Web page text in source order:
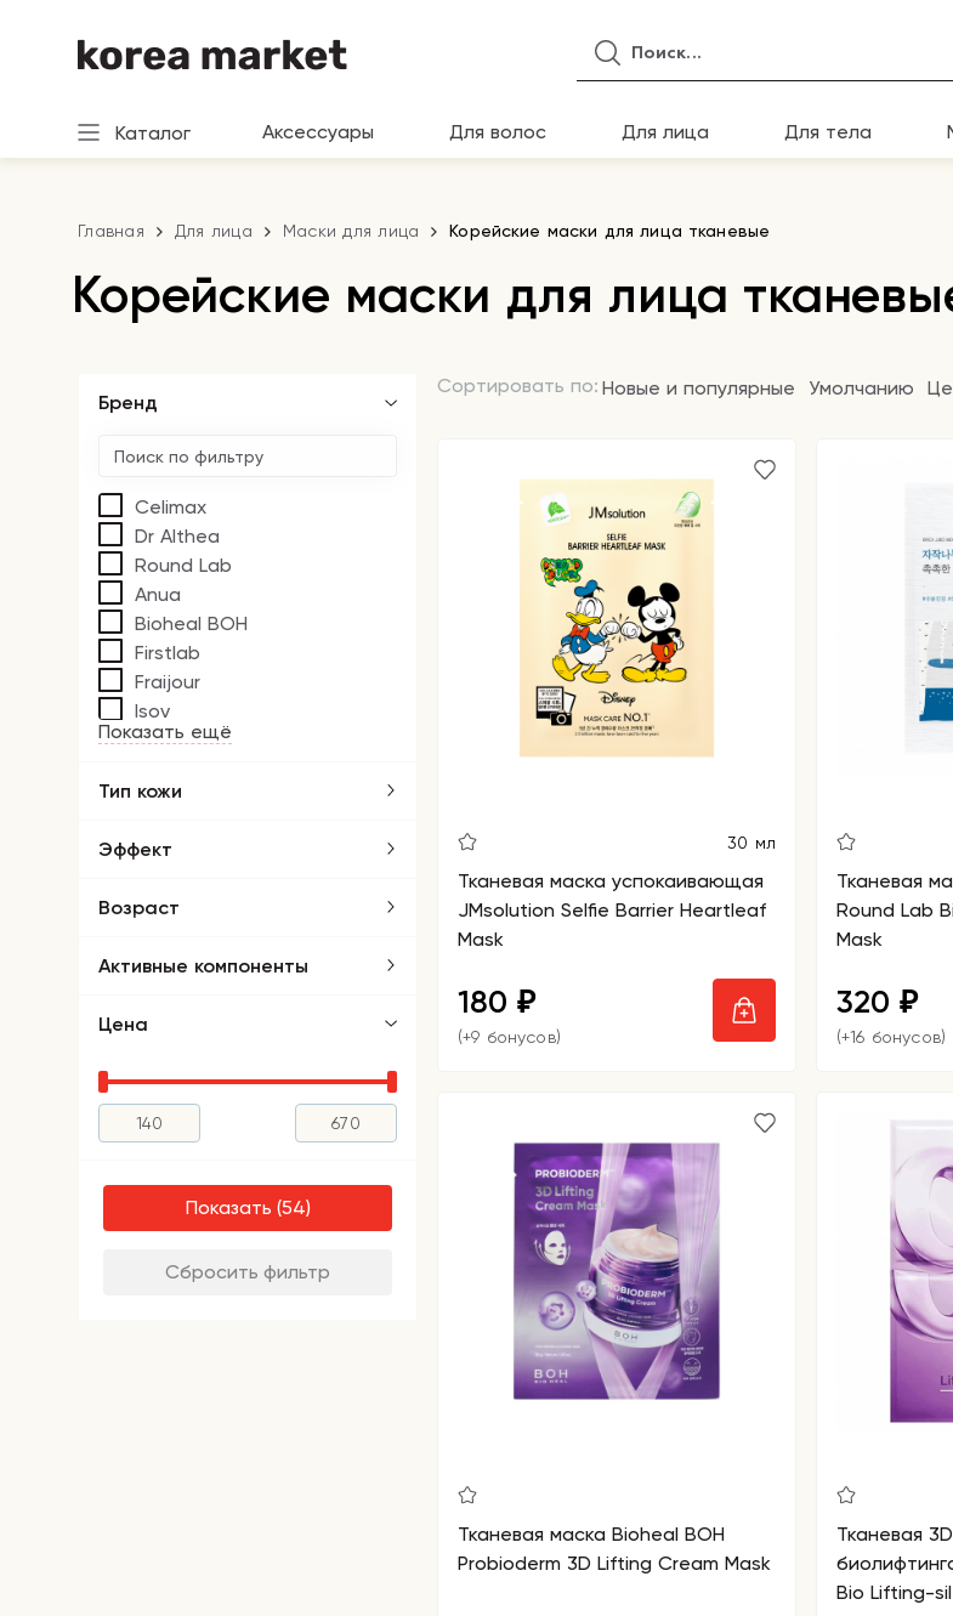
Каталог Аксессуары Для волос Для лица Для тела
Главная Для лица Маски для лица Корейские маски для лица тканевые
Корейские маски для лица
Сортировать по: Новые и популярные Умолчанию
30 мл
Тканевая маска успокаивающая
JMsolution Selfie Barrier Heartleaf
Mask
180 ₽
(+9 бонусов)
Тканевая
Round Lab
Mask
320 ₽
(+16 бонусов)
Тканевая маска Bioheal BOH
Probioderm 3D Lifting Cream Mask
Тканевая
Bio Lifting-
Бренд
Celimax
Dr Althea
Round Lab
Anua
Bioheal BOH
Firstlab
Fraijour
Isov
Показать ещё
Тип кожи
Эффект
Возраст
Активные компоненты
Цена
Показать
Сбросить фильтр